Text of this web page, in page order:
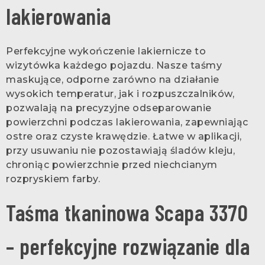
lakierowania
Perfekcyjne wykończenie lakiernicze to
wizytówka każdego pojazdu. Nasze taśmy
maskujące, odporne zarówno na działanie
wysokich temperatur, jak i rozpuszczalników,
pozwalają na precyzyjne odseparowanie
powierzchni podczas lakierowania, zapewniając
ostre oraz czyste krawędzie. Łatwe w aplikacji,
przy usuwaniu nie pozostawiają śladów kleju,
chroniąc powierzchnie przed niechcianym
rozpryskiem farby.
Taśma tkaninowa Scapa 3370
– perfekcyjne rozwiązanie dla